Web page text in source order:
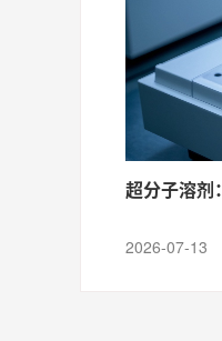
超分子溶剂
2026-07-13